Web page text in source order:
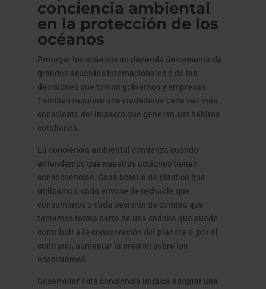
conciencia ambiental
en la protección de los
océanos
Proteger los océanos no depende únicamente de
grandes acuerdos internacionales o de las
decisiones que toman gobiernos y empresas.
También requiere una ciudadanía cada vez más
consciente del impacto que generan sus hábitos
cotidianos.
La conciencia ambiental
comienza cuando
entendemos que nuestras acciones tienen
consecuencias. Cada botella de plástico que
utilizamos, cada envase desechable que
consumimos o cada decisión de compra que
tomamos forma parte de una cadena que puede
contribuir a la conservación del planeta o, por el
contrario, aumentar la presión sobre los
ecosistemas.
Desarrollar esta conciencia implica adoptar una